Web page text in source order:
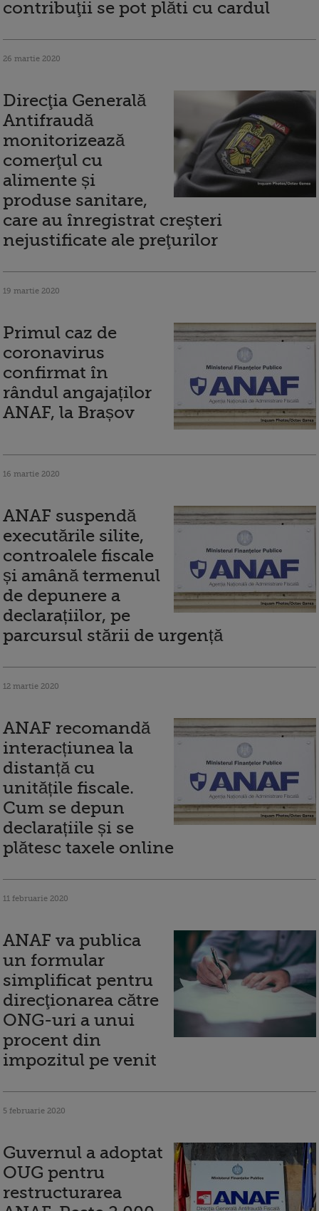
contribuţii se pot plăti cu cardul
26 martie 2020
Direcţia Generală
Antifraudă
monitorizează
comerţul cu
alimente și
produse sanitare,
care au înregistrat creşteri
nejustificate ale preţurilor
19 martie 2020
Primul caz de
coronavirus
confirmat în
rândul angajaților
ANAF, la Brașov
16 martie 2020
ANAF suspendă
executările silite,
controalele fiscale
și amână termenul
de depunere a
declarațiilor, pe
parcursul stării de urgență
12 martie 2020
ANAF recomandă
interacțiunea la
distanță cu
unitățile fiscale.
Cum se depun
declarațiile și se
plătesc taxele online
11 februarie 2020
ANAF va publica
un formular
simplificat pentru
direcţionarea către
ONG-uri a unui
procent din
impozitul pe venit
5 februarie 2020
Guvernul a adoptat
OUG pentru
restructurarea